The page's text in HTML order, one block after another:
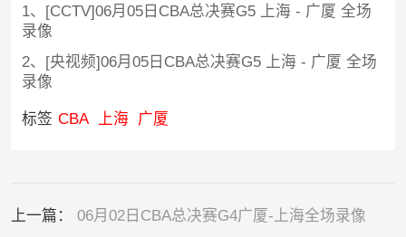
1、[CCTV]06月05日CBA总决赛G5 上海 - 广厦 全场
录像
2、[央视频]06月05日CBA总决赛G5 上海 - 广厦 全场
录像
标签 CBA 上海 广厦
上一篇： 06月02日CBA总决赛G4广厦-上海全场录像